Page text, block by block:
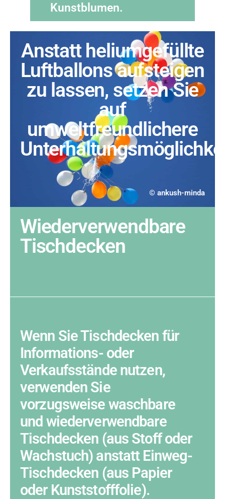
Kunstblumen.
Anstatt heliumgefüllte
Luftballons aufsteigen
zu lassen, setzen Sie
auf
umweltfreundlichere
© ankush-minda
Wiederverwendbare
Tischdecken
Wenn Sie Tischdecken für
Informations- oder
Verkaufsstände nutzen,
verwenden Sie
vorzugsweise waschbare
und wiederverwendbare
Tischdecken (aus Stoff oder
Wachstuch) anstatt Einweg-
Tischdecken (aus Papier
oder Kunststofffolie).